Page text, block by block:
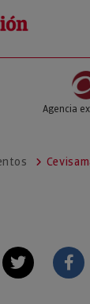
de
Agencia